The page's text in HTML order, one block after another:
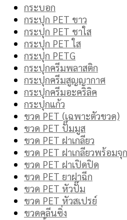
กระบอก
กระปุก PET ขาว
กระปุก PET ชาใส
กระปุก PET ใส
กระปุก PETG
กระปุกครีมพลาสติก
กระปุกครีมสูญญากาศ
กระปุกครีมอะคริลิค
กระปุกแก้ว
ขวด PET (เฉพาะตัวขวด)
ขวด PET ปั๊มมูส
ขวด PET ฝาเกลียว
ขวด PET ฝาเกลียวพร้อมจุก
ขวด PET ฝาเปิดปิด
ขวด PET ยาฝาฉีก
ขวด PET หัวปั๊ม
ขวด PET หัวสเปรย์
ขวดคลีนซิ่ง